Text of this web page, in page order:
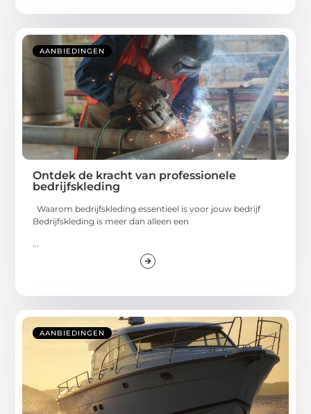
AANBIEDINGEN
Ontdek de kracht van professionele
bedrijfskleding
Waarom bedrijfskleding essentieel is voor jouw bedrijf
Bedrijfskleding is meer dan alleen een
AANBIEDINGEN